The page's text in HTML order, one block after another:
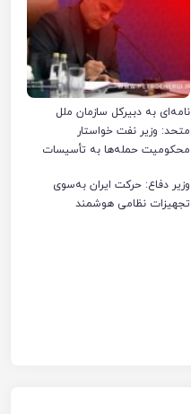
نامه‌ای به دبیرکل سازمان ملل
متحد: وزیر نفت خواستار
محکومیت حمله‌ها به تأسیسات
وزیر دفاع: حرکت ایران به‌سوی
تجهیزات نظامی هوشمند